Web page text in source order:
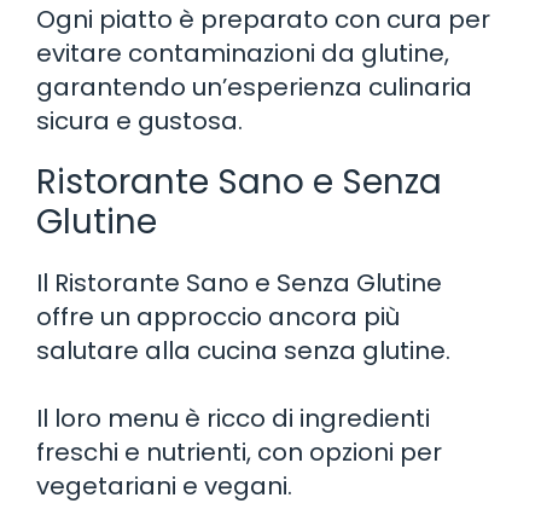
Ogni piatto è preparato con cura per
evitare contaminazioni da glutine,
garantendo un’esperienza culinaria
sicura e gustosa.
Ristorante Sano e Senza
Glutine
Il Ristorante Sano e Senza Glutine
offre un approccio ancora più
salutare alla cucina senza glutine.
Il loro menu è ricco di ingredienti
freschi e nutrienti, con opzioni per
vegetariani e vegani.